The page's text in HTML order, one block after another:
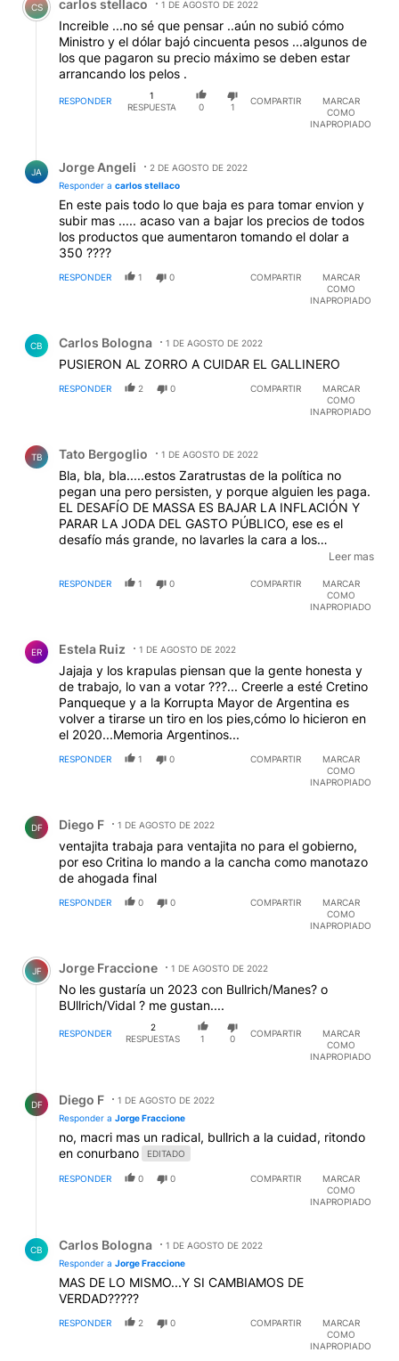
CS carlos stellaco 1 DE AGOSTO DE 2022
Increible ...no sé que pensar ..aún no subió cómo
Ministro y el dólar bajó cincuenta pesos ...algunos de
los que pagaron su precio máximo se deben estar
arrancando los pelos .
RESPONDER
1
RESPUESTA
0 1
COMPARTIR
MARCAR
COMO
INAPROPIADO
JA Jorge Angeli
2 DE AGOSTO DE 2022
Responder a carlos stellaco
En este pais todo lo que baja es para tomar envion y
subir mas ..... acaso van a bajar los precios de todos
los productos que aumentaron tomando el dolar a
350 ????
RESPONDER 1 0 COMPARTIR
MARCAR
COMO
INAPROPIADO
CB Carlos Bologna 1 DE AGOSTO DE 2022
PUSIERON AL ZORRO A CUIDAR EL GALLINERO
RESPONDER 2 0 COMPARTIR
MARCAR
COMO
INAPROPIADO
TB Tato Bergoglio 1 DE AGOSTO DE 2022
Bla, bla, bla.....estos Zaratrustas de la política no
pegan una pero persisten, y porque alguien les paga.
EL DESAFÍO DE MASSA ES BAJAR LA INFLACIÓN Y
PARAR LA JODA DEL GASTO PÚBLICO, ese es el
desafío más grande, no lavarles la cara a los
impresentables del FdT para que tengan chances en
LAS PRÓXIMAS ELECCIONES, dejen de joder a la
Leer mas
RESPONDER 1 0 COMPARTIR
MARCAR
COMO
INAPROPIADO
ER Estela Ruiz 1 DE AGOSTO DE 2022
Jajaja y los krapulas piensan que la gente honesta y
de trabajo, lo van a votar ???... Creerle a esté Cretino
Panqueque y a la Korrupta Mayor de Argentina es
volver a tirarse un tiro en los pies,cómo lo hicieron en
el 2020...Memoria Argentinos...
RESPONDER 1 0 COMPARTIR
MARCAR
COMO
INAPROPIADO
DF Diego F 1 DE AGOSTO DE 2022
ventajita trabaja para ventajita no para el gobierno,
por eso Critina lo mando a la cancha como manotazo
de ahogada final
RESPONDER 0 0 COMPARTIR
MARCAR
COMO
INAPROPIADO
Comentario de Jorge Fraccione.
JF Jorge Fraccione 1 DE AGOSTO DE 2022
No les gustaría un 2023 con Bullrich/Manes? o
BUllrich/Vidal ? me gustan....
RESPONDER
2
RESPUESTAS
1 0
COMPARTIR
MARCAR
COMO
INAPROPIADO
DF Diego F
1 DE AGOSTO DE 2022
Responder a Jorge Fraccione
no, macri mas un radical, bullrich a la cuidad, ritondo
en conurbano
EDITADO
RESPONDER 0 0 COMPARTIR
MARCAR
COMO
INAPROPIADO
CB Carlos Bologna
1 DE AGOSTO DE 2022
Responder a Jorge Fraccione
MAS DE LO MISMO...Y SI CAMBIAMOS DE
VERDAD?????
RESPONDER 2 0 COMPARTIR
MARCAR
COMO
INAPROPIADO